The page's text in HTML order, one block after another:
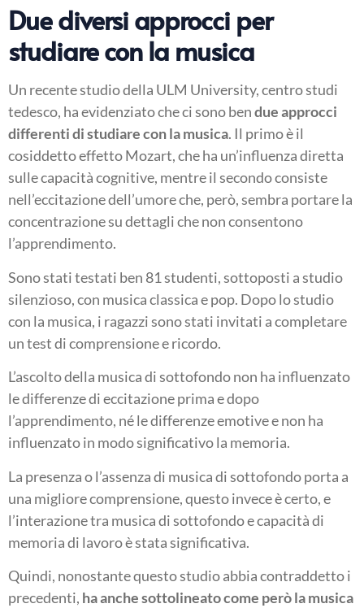
Due diversi approcci per
studiare con la musica
Un recente studio della ULM University, centro studi
tedesco, ha evidenziato che ci sono bendue approcci
differenti di studiare con la musica. Il primo è il
cosiddetto effetto Mozart, che ha un’influenza diretta
sulle capacità cognitive, mentre il secondo consiste
nell’eccitazione dell’umore che, però, sembra portare la
concentrazione su dettagli che non consentono
l’apprendimento.
Sono stati testati ben 81 studenti, sottoposti a studio
silenzioso, con musica classica e pop. Dopo lo studio
con la musica, i ragazzi sono stati invitati a completare
un test di comprensione e ricordo.
L’ascolto della musica di sottofondo non ha influenzato
le differenze di eccitazione prima e dopo
l’apprendimento, né le differenze emotive e non ha
influenzato in modo significativo la memoria.
La presenza o l’assenza di musica di sottofondo porta a
una migliore comprensione, questo invece è certo, e
l’interazione tra musica di sottofondo e capacità di
memoria di lavoro è stata significativa.
Quindi, nonostante questo studio abbia contraddetto i
precedenti, ha anche sottolineato come però la musica